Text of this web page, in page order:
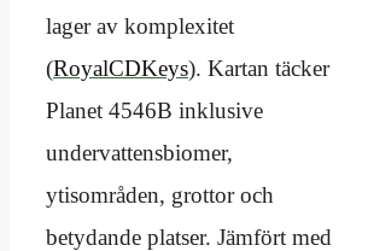
lager av komplexitet
(RoyalCDKeys). Kartan täcker
Planet 4546B inklusive
undervattensbiomer,
ytisområden, grottor och
betydande platser. Jämfört med